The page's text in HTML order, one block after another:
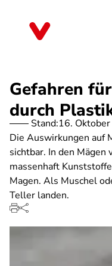
Gefahren
durch
Stand:16.
Die Auswirkungen auf
sichtbar. In den
massenhaft
Magen. Als Muschel
Teller landen.